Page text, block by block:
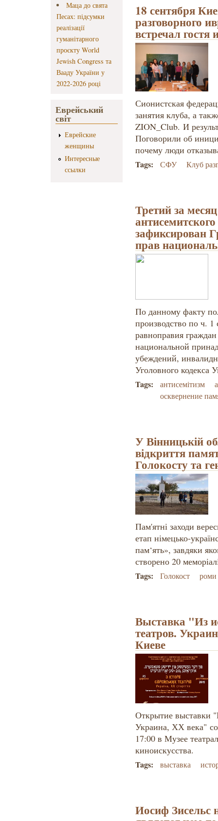
Маца до свята
Песах: підсумки
реалізації
гуманітарного
проєкту World
Jewish Congress та
Вааду України у
2022-2026 році
Еврейський
світ
Еврейские
женщины
Интересные
ссылки
18 сентября
разговорного
встречал гостя
Сионистская
занятия клуба, а
ZION_Club. И
Поговорили об
почему люди
Tags: СФУ Клуб
Третий за
зафиксирован
прав
По данному факту
производство по ч.
равноправия
национальной
убеждений,
Уголовного кодекса
Tags: антисемітизм
осквернение
У Вінницькій
відкриття
Голокосту та
Пам'ятні заходи
етап німецько-
пам‘ять», завдяки
створено 20
Tags: Голокост роми
Выставка "Из
театров.
Киеве
Открытие выставки
Украина, ХХ века"
17:00 в Музее
киноискусства.
Tags: выставка
Иосиф